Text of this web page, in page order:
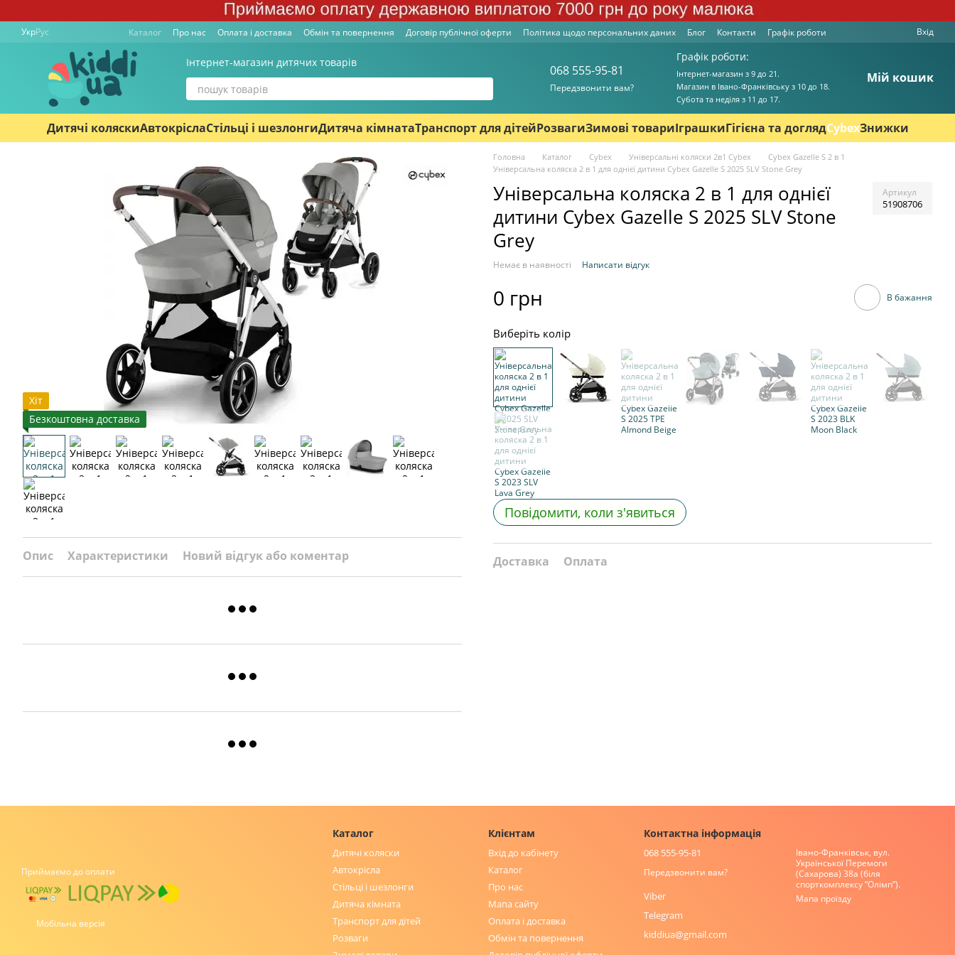
УкрРус Каталог Про нас Оплата і доставка Обмін та повернення Договір публічної оферти Політика щодо персональних даних Блог Контакти Графік роботи Вхід
Інтернет-магазин дитячих товарів
068 555-95-81
Передзвонити вам?
Графік роботи:
Інтернет-магазин з 9 до 21.
Магазин в Івано-Франківську з 10 до 18.
Cубота та неділя з 11 до 17.
Мій кошик
Дитячі коляскиАвтокріслаСтільці і шезлонгиДитяча кімнатаТранспорт для дітейРозвагиЗимові товариІграшкиГігієна та доглядCybexЗнижки
Хіт
Безкоштовна доставка
Опис Характеристики Новий відгук або коментар
Головна Каталог Cybex Універсальні коляски 2в1 Cybex
Cybex Gazelle S 2 в 1
Універсальна коляска 2 в 1 для однієї дитини Cybex Gazelle S 2025 SLV Stone Grey
Універсальна коляска 2 в 1 для однієї
дитини Cybex Gazelle S 2025 SLV Stone
Grey
Артикул
51908706
Немає в наявності Написати відгук
0 грн В бажання
Виберіть колір
Повідомити, коли з'явиться
Доставка Оплата
Приймаємо до оплати
Мобільна версія
Каталог
Дитячі коляски
Автокрісла
Стільці і шезлонги
Дитяча кімната
Транспорт для дітей
Розваги
Клієнтам
Вхід до кабінету
Каталог
Про нас
Мапа сайту
Оплата і доставка
Обмін та повернення
Контактна інформація
068 555-95-81
Передзвонити вам?
Viber
Telegram
kiddiua@gmail.com
Івано-Франківськ, вул.
Української Перемоги
(Сахарова) 38а (біля
спорткомплексу “Олімп”).
Мапа проїзду